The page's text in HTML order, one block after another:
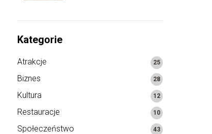
Kategorie
Atrakcje 25
Biznes 28
Kultura 12
Restauracje 10
Społeczeństwo 43